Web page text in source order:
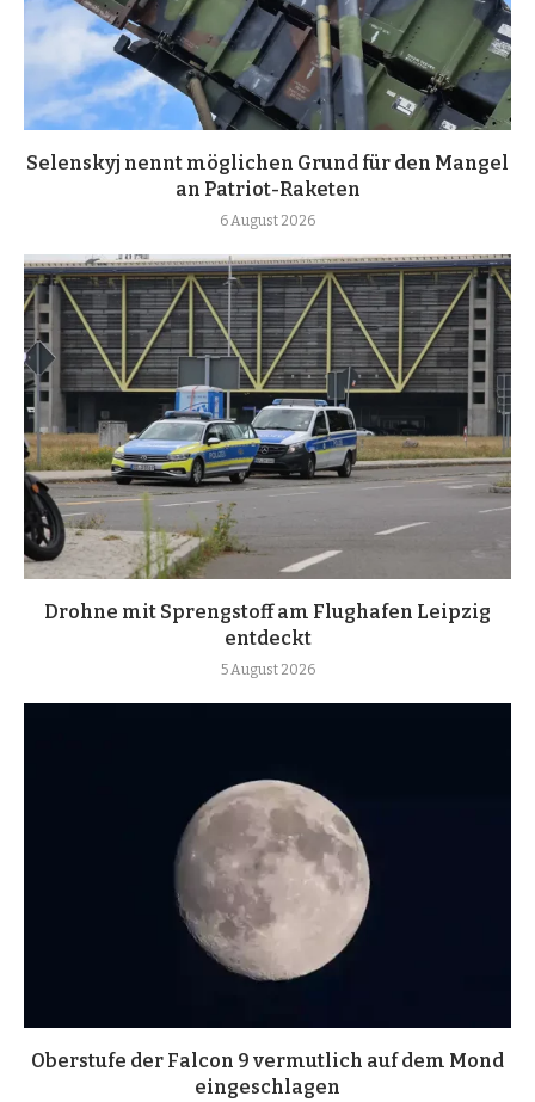
Selenskyj nennt möglichen Grund für den Mangel
an Patriot-Raketen
6 August 2026
Drohne mit Sprengstoff am Flughafen Leipzig
entdeckt
5 August 2026
Oberstufe der Falcon 9 vermutlich auf dem Mond
eingeschlagen